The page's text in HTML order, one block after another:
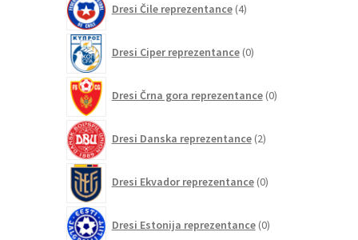
Dresi Čile reprezentance 4izdelki
Dresi Ciper reprezentance 0izdelkov
Dresi Črna gora reprezentance 0izdelkov
Dresi Danska reprezentance 2izdelka
Dresi Ekvador reprezentance 0izdelkov
Dresi Estonija reprezentance 0izdelkov